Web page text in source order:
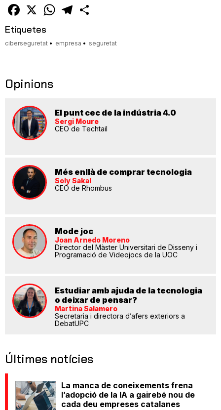
amic
Facebook
X WhatsAppTelegram
Etiquetes
ciberseguretat empresa seguretat
Opinions
El punt cec de la indústria 4.0
Sergi Moure
CEO de Techtail
Més enllà de comprar tecnologia
Soly Sakal
CEO de Rhombus
Mode joc
Joan Arnedo Moreno
Director del Màster Universitari de Disseny i
Programació de Videojocs de la UOC
Estudiar amb ajuda de la tecnologia
o deixar de pensar?
Martina Salamero
Secretaria i directora d’afers exteriors a
DebatUPC
Últimes notícies
La manca de coneixements frena
l’adopció de la IA a gairebé nou de
cada deu empreses catalanes